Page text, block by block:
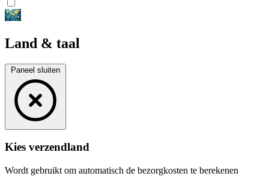
Land & taal
Paneel sluiten
Kies verzendland
Wordt gebruikt om automatisch de bezorgkosten te berekenen